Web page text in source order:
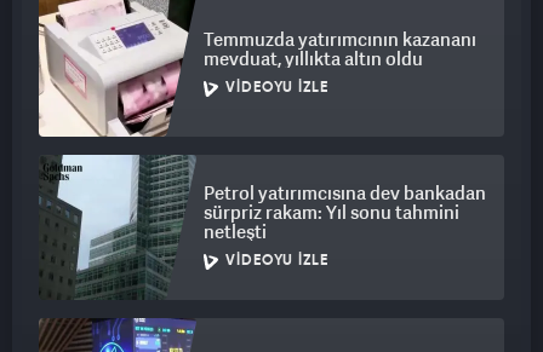
Temmuzda yatırımcının kazananı
mevduat, yıllıkta altın oldu
VIDEOYU İZLE
Petrol yatırımcısına dev bankadan
sürpriz rakam: Yıl sonu tahmini
netleşti
VIDEOYU İZLE